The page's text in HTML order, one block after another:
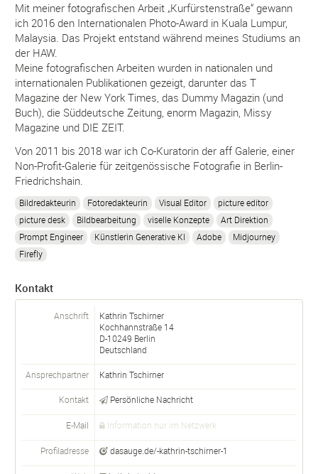
Mit meiner fotografischen Arbeit „Kurfürstenstraße“ gewann
ich 2016 den Internationalen Photo-Award in Kuala Lumpur,
Malaysia. Das Projekt entstand während meines Studiums an
der HAW.
Meine fotografischen Arbeiten wurden in nationalen und
internationalen Publikationen gezeigt, darunter das T
Magazine der New York Times, das Dummy Magazin (und
Buch), die Süddeutsche Zeitung, enorm Magazin, Missy
Magazine und DIE ZEIT.
Von 2011 bis 2018 war ich Co-Kuratorin der aff Galerie, einer
Non-Profit-Galerie für zeitgenössische Fotografie in Berlin-
Friedrichshain.
Bildredakteurin Fotoredakteurin Visual Editor
picture editor
picture desk
Bildbearbeitung viselle Konzepte
Art Direktion
Prompt Engineer
Künstlerin Generative KI Adobe
Midjourney
Firefly
Kontakt
Anschrift
Kathrin Tschirner
Kochhannstraße 14
D-10249 Berlin
Deutschland
Ansprechpartner Kathrin Tschirner
Kontakt Persönliche Nachricht
E-Mail Information nur im Netzwerk
Profiladresse dasauge.de/-kathrin-tschirner-1